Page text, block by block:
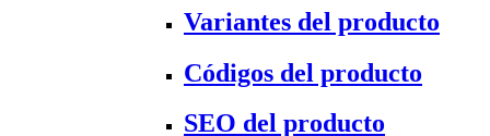
Variantes del producto
Códigos del producto
SEO del producto